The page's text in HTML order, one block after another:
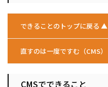
できることのトップに戻る ▲
直すのは一度ですむ（CMS）
CMSでできること